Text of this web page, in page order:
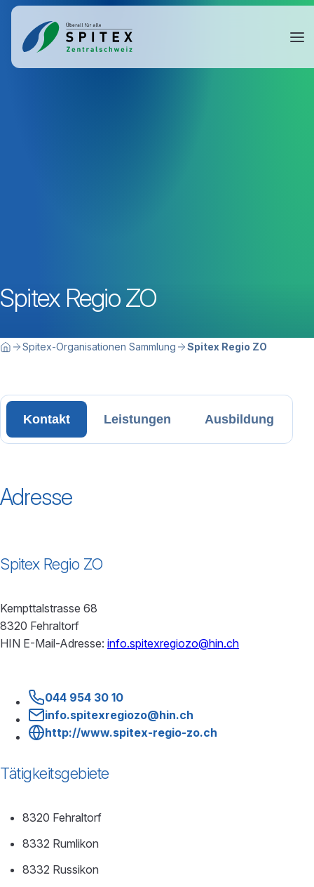
Spitex Regio ZO
Breadcrumbnavigation
Sie befinden sich hier:
HomeSpitex-Organisationen Sammlung Spitex Regio ZO
Kontakt Leistungen Ausbildung
Adresse
Spitex Regio ZO
Kempttalstrasse 68
8320 Fehraltorf
HIN E-Mail-Adresse: info.spitexregiozo@hin.ch
044 954 30 10
info.spitexregiozo@hin.ch
http://www.spitex-regio-zo.ch
Tätigkeitsgebiete
8320 Fehraltorf
8332 Rumlikon
8332 Russikon